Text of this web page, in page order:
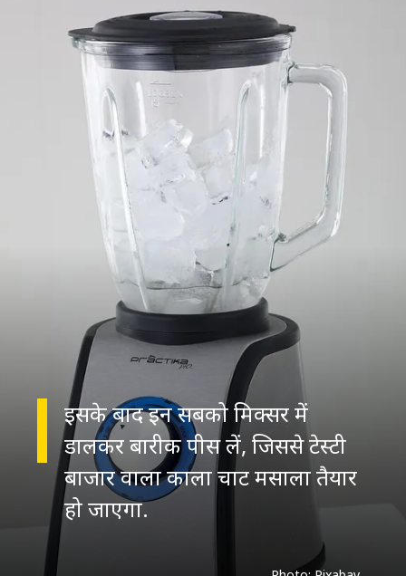
इसके बाद इन सबको मिक्सर में
डालकर बारीक पीस लें, जिससे टेस्टी
बाजार वाला काला चाट मसाला तैयार
हो जाएगा.